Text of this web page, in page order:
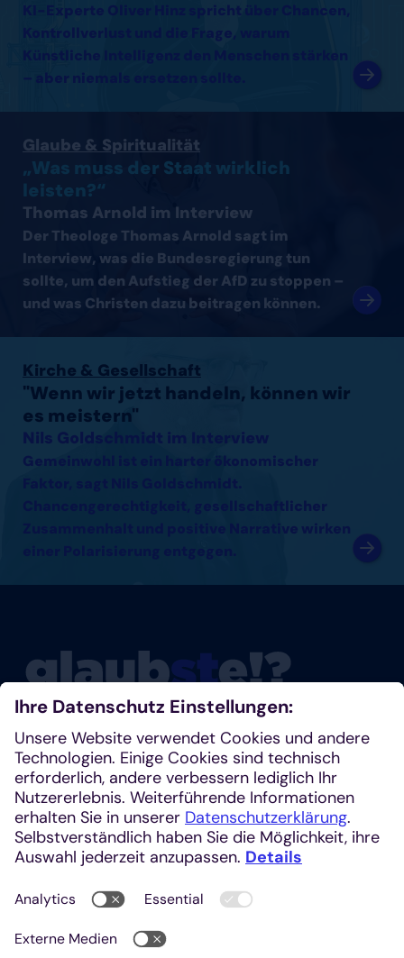
KI-Experte Oliver Hinz spricht über Chancen,
Kontrollverlust und die Frage, warum
Künstliche Intelligenz den Menschen stärken
– aber niemals ersetzen sollte.
Glaube & Spiritualität
„Was muss der Staat wirklich
leisten?“
Thomas Arnold im Interview
Der Theologe Thomas Arnold sagt im
Interview, was die Bundesregierung tun
sollte, um den Aufstieg der AfD zu stoppen –
und was Christen dazu beitragen können.
Kirche & Gesellschaft
"Wenn wir jetzt handeln, können wir
es meistern"
Nils Goldschmidt im Interview
Gemeinwohl ist ein harter ökonomischer
Chancengerechtigkeit, gesellschaftlicher
Zusammenhalt und positive Narrative wirken
einer Polarisierung entgegen.
Glaubste nicht? Dann schau mal rein!
Klosterplatz 7, 52062 Aachen
+49 241 1685-242 (Redaktion)
kirchenzeitung@einhardverlag.de